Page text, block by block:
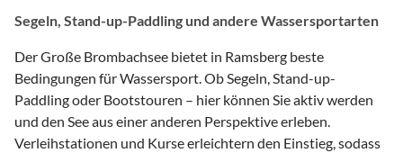
Segeln, Stand-up-Paddling und andere Wassersportarten
Der Große Brombachsee bietet in Ramsberg beste
Bedingungen für Wassersport. Ob Segeln, Stand-up-
Paddling oder Bootstouren – hier können Sie aktiv werden
und den See aus einer anderen Perspektive erleben.
Verleihstationen und Kurse erleichtern den Einstieg, sodass